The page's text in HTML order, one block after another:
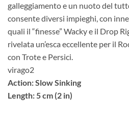
galleggiamento e un nuoto del
consente diversi impieghi, con
quali il “finesse” Wacky e il Drop
rivelata un’esca eccellente per il
con Trote e Persici.
virago2
Action: Slow Sinking
Length: 5 cm (2 in)